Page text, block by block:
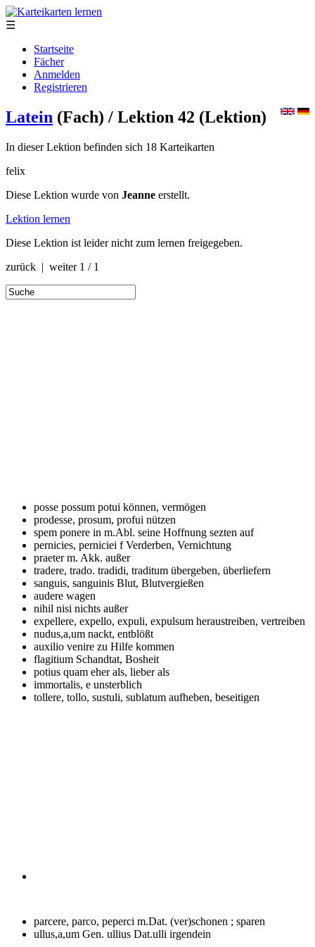
☰
Startseite
Fächer
Anmelden
Registrieren
Latein (Fach) / Lektion 42 (Lektion)
In dieser Lektion befinden sich 18 Karteikarten
felix
Diese Lektion wurde von Jeanne erstellt.
Lektion lernen
Diese Lektion ist leider nicht zum lernen freigegeben.
zurück | weiter 1 / 1
posse possum potui können, vermögen
prodesse, prosum, profui nützen
spem ponere in m.Abl. seine Hoffnung sezten auf
pernicies, perniciei fVerderben, Vernichtung
praeter m. Akk. außer
tradere, trado. tradidi, traditum übergeben, überliefern
sanguis, sanguinis Blut, Blutvergießen
audere wagen
nihil nisi nichts außer
expellere, expello, expuli, expulsum heraustreiben, vertreiben
nudus,a,um nackt, entblößt
auxilio venire zu Hilfe kommen
flagitium Schandtat, Bosheit
potius quam eher als, lieber als
immortalis, e unsterblich
tollere, tollo, sustuli, sublatum aufheben, beseitigen
parcere, parco, peperci m.Dat. (ver)schonen ; sparen
ullus,a,um Gen. ullius Dat.ulli irgendein